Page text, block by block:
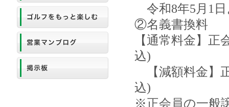
令和8年5月1日
②名義書換料
【通常料金】
込)
【減額料金】
込)
※正会員の一般